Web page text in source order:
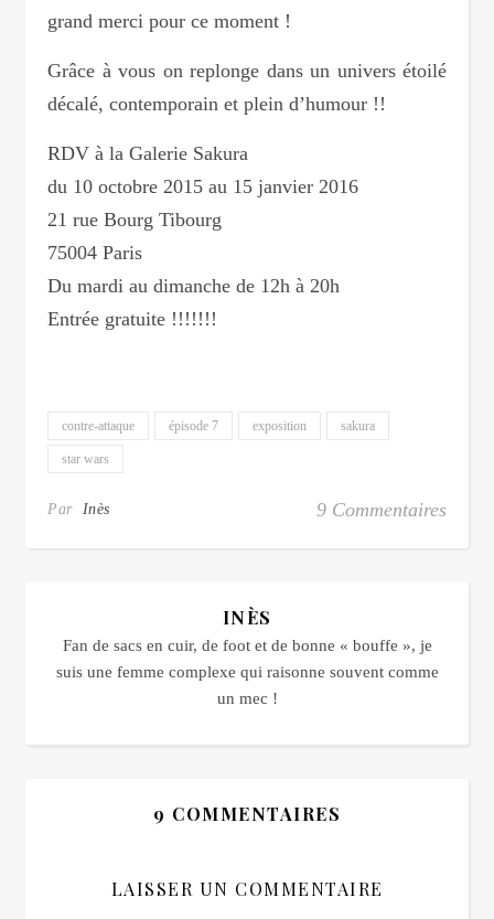
grand merci pour ce moment !
Grâce à vous on replonge dans un univers étoilé
décalé, contemporain et plein d’humour !!
RDV à la Galerie Sakura
du 10 octobre 2015 au 15 janvier 2016
21 rue Bourg Tibourg
75004 Paris
Du mardi au dimanche de 12h à 20h
Entrée gratuite !!!!!!!
contre-attaque épisode 7 exposition sakura
star wars
Par Inès 9 Commentaires
INÈS
Fan de sacs en cuir, de foot et de bonne « bouffe », je
suis une femme complexe qui raisonne souvent comme
un mec !
9 COMMENTAIRES
LAISSER UN COMMENTAIRE